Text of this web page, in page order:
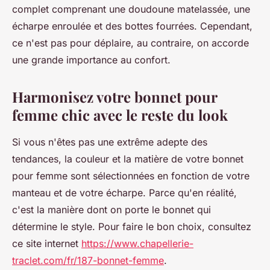
complet comprenant une doudoune matelassée, une
écharpe enroulée et des bottes fourrées. Cependant,
ce n'est pas pour déplaire, au contraire, on accorde
une grande importance au confort.
Harmonisez votre bonnet pour
femme chic avec le reste du look
Si vous n'êtes pas une extrême adepte des
tendances, la couleur et la matière de votre bonnet
pour femme sont sélectionnées en fonction de votre
manteau et de votre écharpe. Parce qu'en réalité,
c'est la manière dont on porte le bonnet qui
détermine le style. Pour faire le bon choix, consultez
ce site internet https://www.chapellerie-
traclet.com/fr/187-bonnet-femme.